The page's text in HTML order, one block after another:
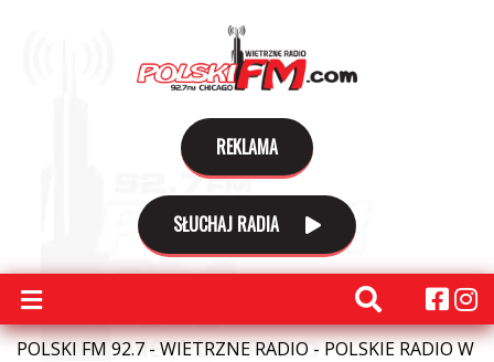
REKLAMA
SŁUCHAJ RADIA
POLSKI FM 92.7 - WIETRZNE RADIO - POLSKIE RADIO W